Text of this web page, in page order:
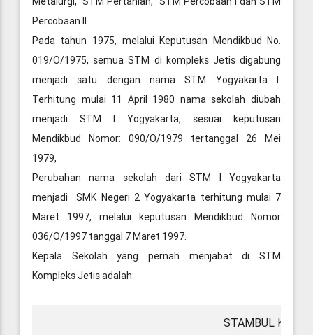
Percobaan II.
Pada tahun 1975, melalui Keputusan Mendikbud No.
019/O/1975, semua STM di kompleks Jetis digabung
menjadi satu dengan nama STM Yogyakarta I.
Terhitung mulai 11 April 1980 nama sekolah diubah
menjadi STM I Yogyakarta, sesuai keputusan
Mendikbud Nomor: 090/O/1979 tertanggal 26 Mei
1979,
Perubahan nama sekolah dari STM I Yogyakarta
menjadi SMK Negeri 2 Yogyakarta terhitung mulai 7
Maret 1997, melalui keputusan Mendikbud Nomor
036/O/1997 tanggal 7 Maret 1997.
Kepala Sekolah yang pernah menjabat di STM
Kompleks Jetis adalah:
STAMBUL